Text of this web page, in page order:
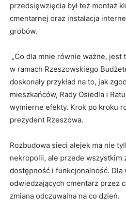
przedsięwzięcia był też montaż
cmentarnej oraz instalacja
grobów.
„Co dla mnie równie ważne, jest
w ramach Rzeszowskiego
doskonały przykład na to, jak
mieszkańców, Rady Osiedla i
wymierne efekty. Krok po kroku
prezydent Rzeszowa.
Rozbudowa sieci alejek ma nie
nekropolii, ale przede wszystkim
dostępność i funkcjonalność. Dla
odwiedzających cmentarz przez
zmiana odczuwalna na co dzień.